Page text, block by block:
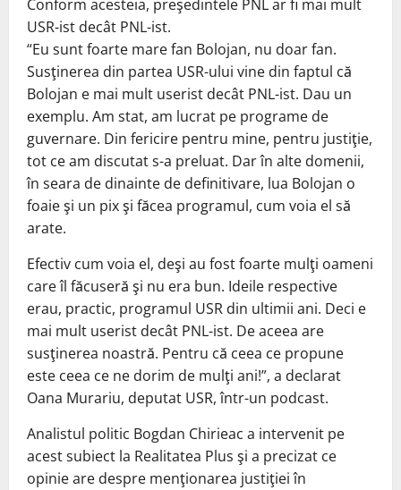
Conform acesteia, preşedintele PNL ar fi mai mult
USR-ist decât PNL-ist.
“Eu sunt foarte mare fan Bolojan, nu doar fan.
Susţinerea din partea USR-ului vine din faptul că
Bolojan e mai mult userist decât PNL-ist. Dau un
exemplu. Am stat, am lucrat pe programe de
guvernare. Din fericire pentru mine, pentru justiţie,
tot ce am discutat s-a preluat. Dar în alte domenii,
în seara de dinainte de definitivare, lua Bolojan o
foaie şi un pix şi făcea programul, cum voia el să
arate.
Efectiv cum voia el, deşi au fost foarte mulţi oameni
care îl făcuseră şi nu era bun. Ideile respective
erau, practic, programul USR din ultimii ani. Deci e
mai mult userist decât PNL-ist. De aceea are
susţinerea noastră. Pentru că ceea ce propune
este ceea ce ne dorim de mulţi ani!”, a declarat
Oana Murariu, deputat USR, într-un podcast.
Analistul politic Bogdan Chirieac a intervenit pe
acest subiect la Realitatea Plus şi a precizat ce
opinie are despre menţionarea justiţiei în